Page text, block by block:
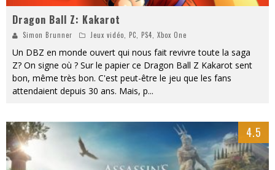
Dragon Ball Z: Kakarot
Simon Brunner Jeux vidéo PC PS4 Xbox One
Un DBZ en monde ouvert qui nous fait revivre toute la saga
Z? On signe où ? Sur le papier ce Dragon Ball Z Kakarot sent
bon, même très bon. C'est peut-être le jeu que les fans
attendaient depuis 30 ans. Mais, p...
4.5